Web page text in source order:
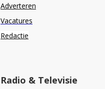
Adverteren
Vacatures
Redactie
Radio & Televisie